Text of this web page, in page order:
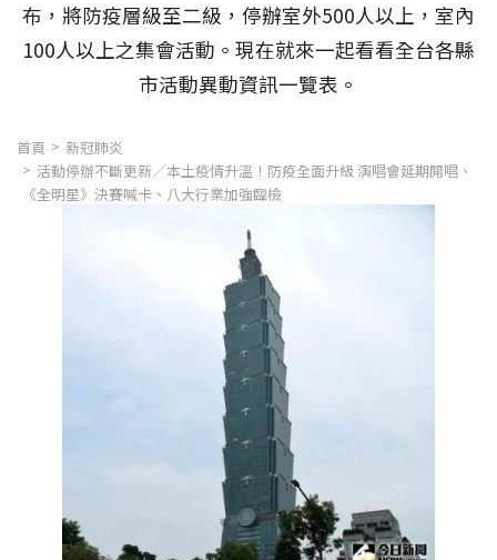
布，將防疫層級至二級，停辦室外500人以上，室內
100人以上之集會活動。現在就來一起看看全台各縣
市活動異動資訊一覽表。
首頁
新冠肺炎
活動停辦不斷更新／本土疫情升溫！防疫全面升級 演唱會延期開唱、
《全明星》決賽喊卡、八大行業加強臨檢